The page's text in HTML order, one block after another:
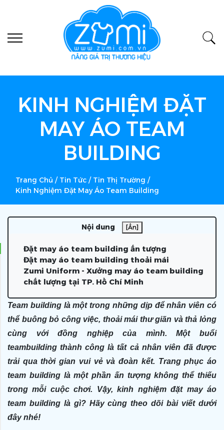
KINH NGHIỆM ĐẶT
MAY ÁO TEAM
BUILDING
Trang Chủ / Tin Tức / Tin Thị Trường /
Kinh Nghiệm Đặt May Áo Team Building
Nội dung [Ẩn]
Đặt may áo team building ấn tượng
Đặt may áo team building thoải mái
Zumi Uniform - Xưởng may áo team building
chất lượng tại TP. Hồ Chí Minh
Team building là một trong những dịp để nhân viên có
thể buông bỏ công việc, thoải mái thư giãn và thả lỏng
cùng với đồng nghiệp của mình. Một buổi
teambuilding thành công là tất cả nhân viên đã được
trải qua thời gian vui vẻ và đoàn kết. Trang phục áo
team building là một phần ấn tượng không thể thiếu
trong mỗi cuộc chơi. Vậy, kinh nghiệm đặt may áo
team building là gì? Hãy cùng theo dõi bài viết dưới
đây nhé!